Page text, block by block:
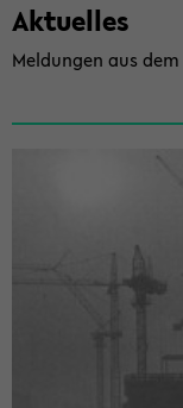
Ak­tu­el­les
Mel­dun­gen aus